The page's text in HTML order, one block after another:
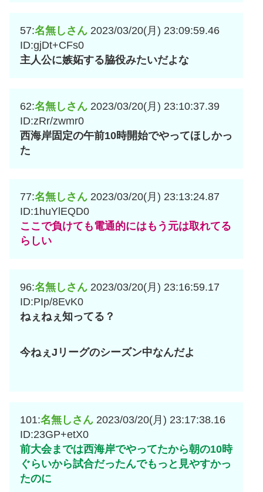
57:名無しさん 2023/03/20(月) 23:09:59.46
ID:gjDt+CFs0
主人公に嫉妬する脇役みたいだよな
62:名無しさん 2023/03/20(月) 23:10:37.39
ID:zRr/zwmr0
西海岸固定の午前10時開始でやってほしかっ
た
77:名無しさん 2023/03/20(月) 23:13:24.87
ID:1huYlEQD0
ここで負けても電通的にはもう元は取れてる
らしい
96:名無しさん 2023/03/20(月) 23:16:59.17
ID:PIp/8EvK0
ねぇねぇ知ってる？
今ねぇJリーグのシーズン中なんだよ
101:名無しさん 2023/03/20(月) 23:17:38.16
ID:23GP+etX0
前大会までは西海岸でやってたから朝の10時
ぐらいから試合だったんでもっと見やすかっ
たのに